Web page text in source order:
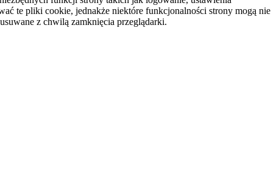
te pliki cookie, jednakże niektóre funkcjonalności strony mogą nie
z chwilą zamknięcia przeglądarki.